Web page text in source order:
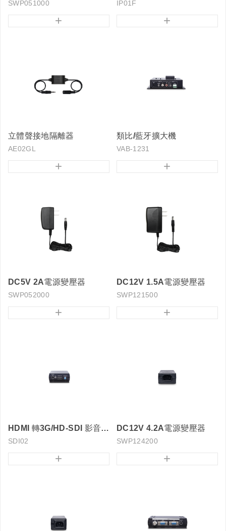
SWP051000
+
IP01F
+
立體聲接地隔離器
AE02GL
+
類比/藍牙擴大機
VAB-1231
+
DC5V 2A電源變壓器
SWP052000
+
DC12V 1.5A電源變壓器
SWP121500
+
HDMI 轉3G/HD-SDI 影音轉換器
SDI02
+
DC12V 4.2A電源變壓器
SWP124200
+